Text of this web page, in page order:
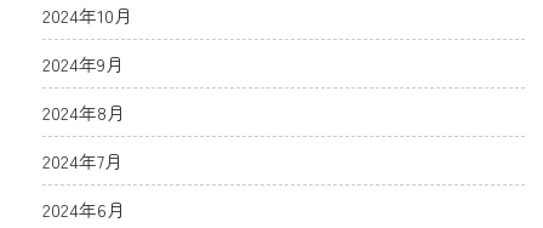
2024年10月
2024年9月
2024年8月
2024年7月
2024年6月